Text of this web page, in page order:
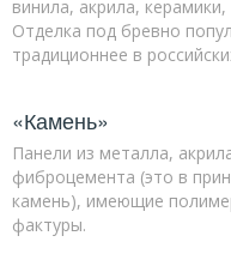
винила, акрила,
Отделка под бревно
традиционнее в
«Камень»
Панели из металла,
фиброцемента (это в
камень), имеющие
фактуры.